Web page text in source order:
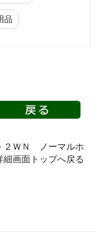
品
品
守用品
２ＷＮ ノーマルホ
画面トップへ戻る